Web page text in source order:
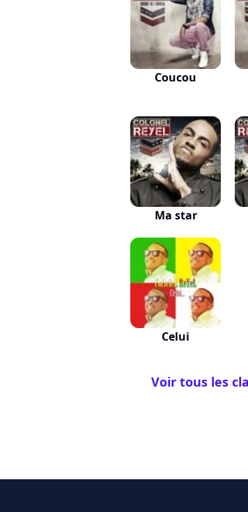
Coucou
Ma star
Celui
Voir tous les